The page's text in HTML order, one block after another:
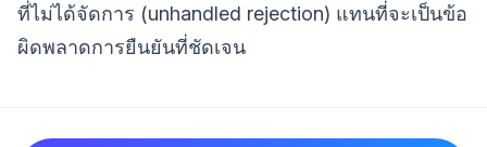
ที่ไม่ได้จัดการ (unhandled rejection) แทนที่จะเป็นข้อ
ผิดพลาดการยืนยันที่ชัดเจน